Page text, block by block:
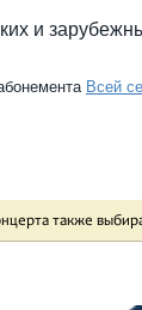
и
Всей
также